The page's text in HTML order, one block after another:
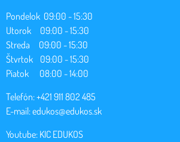
Pondelok 09:00 - 15:30
Utorok 09:00 - 15:30
Streda 09:00 - 15:30
Štvrtok 09:00 - 15:30
Piatok 08:00 - 14:00
Telefón: +421 911 802 485
E-mail:edukos@edukos.sk
Youtube: KIC EDUKOS